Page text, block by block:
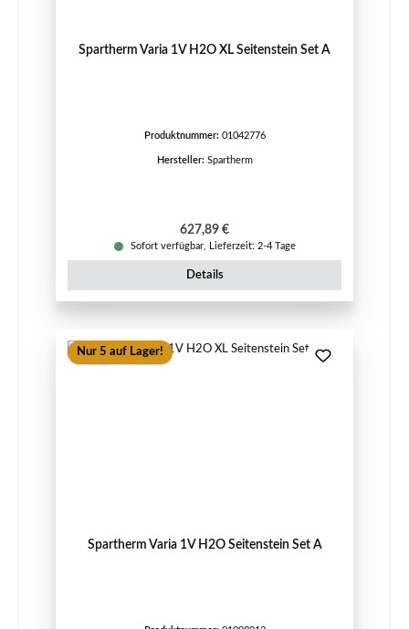
Spartherm Varia 1V H2O XL Seitenstein Set A
Produktnummer: 01042776
Hersteller: Spartherm
Regulärer Preis:
627,89 €
Sofort verfügbar, Lieferzeit: 2-4 Tage
Details
Nur 5 auf Lager!
Spartherm Varia 1V H2O Seitenstein Set A